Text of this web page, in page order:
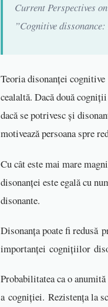
Current Perspectives
”Cognitive
Teoria disonanței
cealaltă. Dacă două
dacă se potrivesc și
motivează persoana spre
Cu cât este mai mare
disonanței este egală cu
disonante.
Disonanța poate fi redusă
importanței cognițiilor
Probabilitatea ca o
a cogniției. Rezistența la